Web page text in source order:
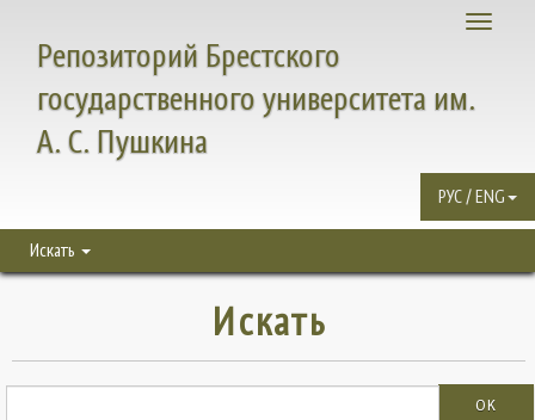
Toggle
Репозиторий Брестского
государственного университета им.
А. С. Пушкина
РУС / ENG
Искать
Искать
OK